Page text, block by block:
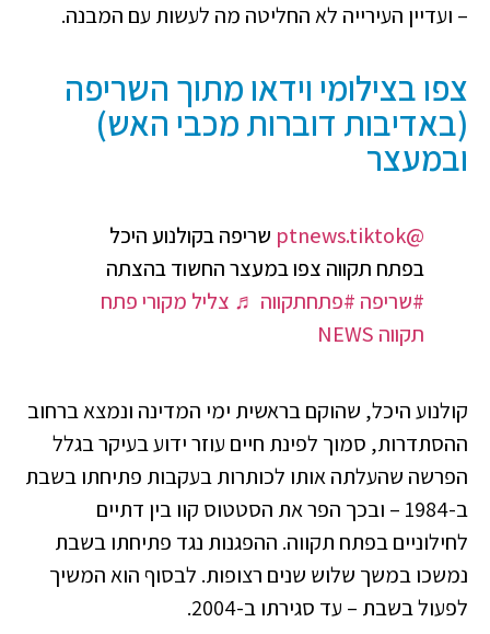
– ועדיין העירייה לא החליטה מה לעשות עם המבנה.
צפו בצילומי וידאו מתוך השריפה
(באדיבות דוברות מכבי האש)
ובמעצר
@ptnews.tiktok
שריפה בקולנוע היכל
בפתח תקווה צפו במעצר החשוד בהצתה
#שריפה #פתחתקווה ♬ צליל מקורי פתח
תקווה NEWS
קולנוע היכל, שהוקם בראשית ימי המדינה ונמצא ברחוב
ההסתדרות, סמוך לפינת חיים עוזר ידוע בעיקר בגלל
הפרשה שהעלתה אותו לכותרות בעקבות פתיחתו בשבת
ב-1984 – ובכך הפר את הסטטוס קוו בין דתיים
לחילוניים בפתח תקווה. ההפגנות נגד פתיחתו בשבת
נמשכו במשך שלוש שנים רצופות. לבסוף הוא המשיך
לפעול בשבת – עד סגירתו ב-2004.